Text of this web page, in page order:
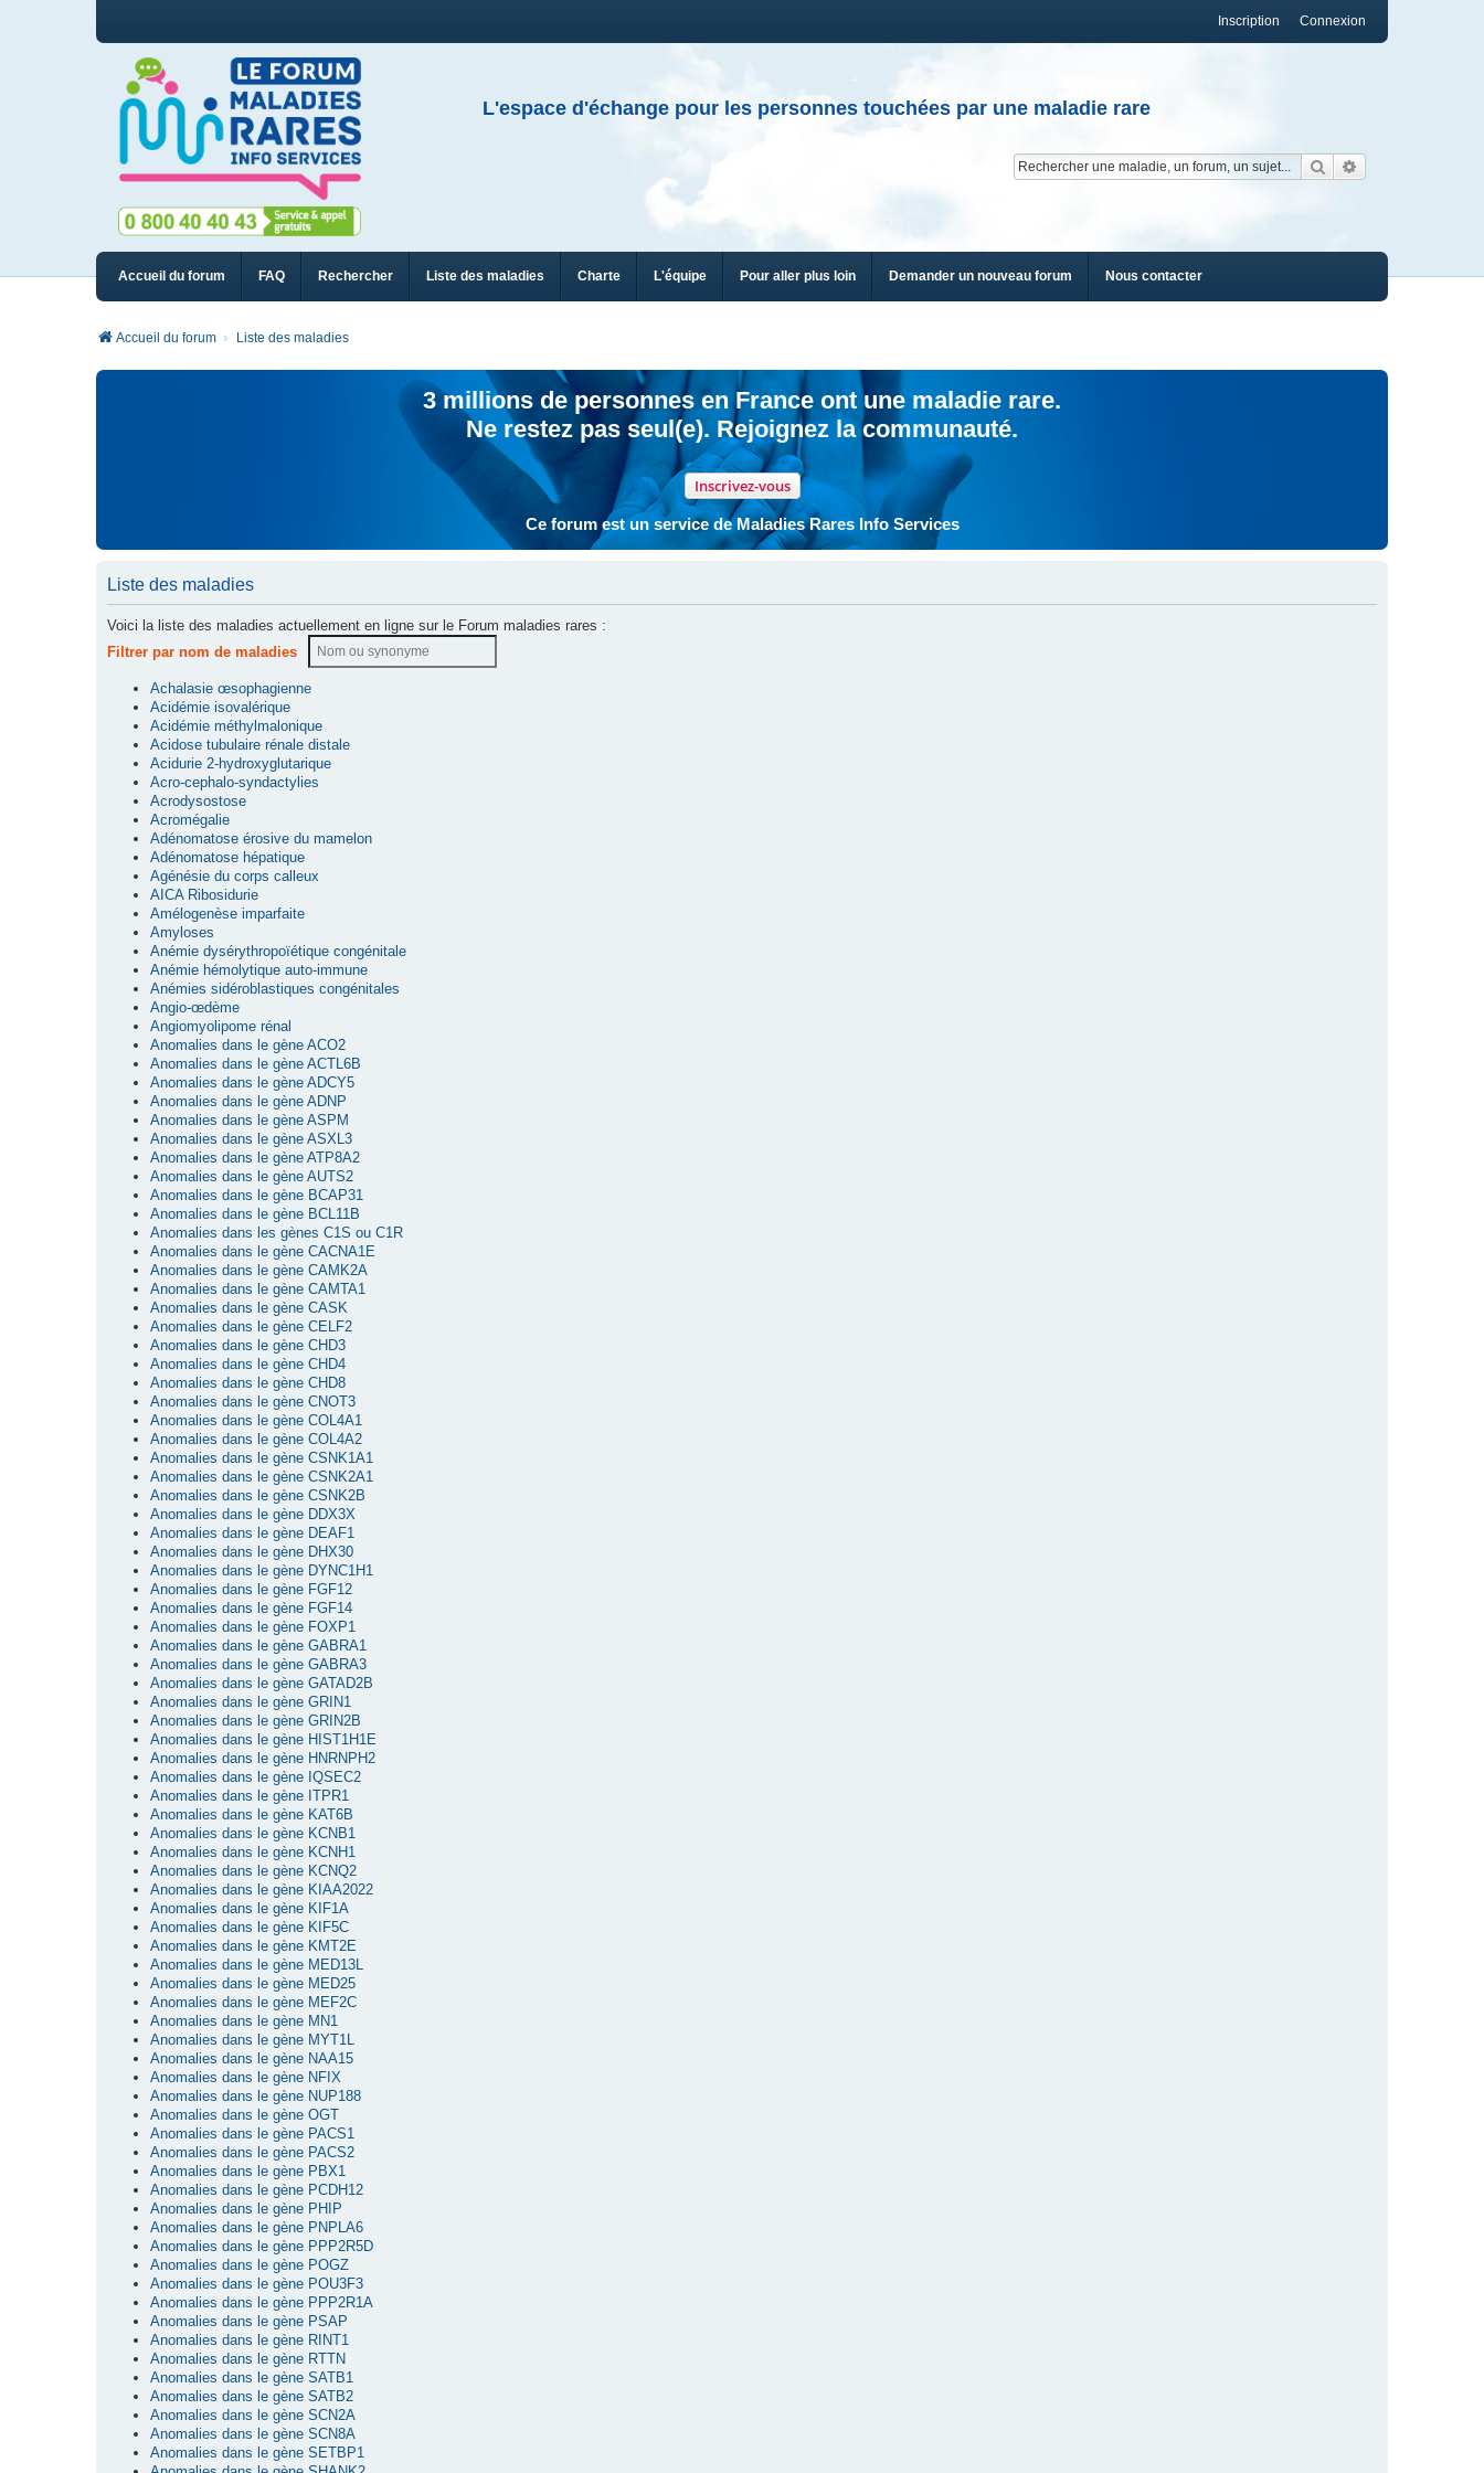
Connexion
Inscription
L'espace d'échange pour les personnes touchées par une maladie rare
Rechercher
Accueil du forum FAQ Rechercher Liste des maladies Charte L'équipe Pour aller plus loin Demander un nouveau forum Nous contacter
Accueil du forum Liste des maladies
3 millions de personnes en France ont une maladie rare.
Ne restez pas seul(e). Rejoignez la communauté.
Inscrivez-vous
Ce forum est un service de Maladies Rares Info Services
Liste des maladies
Voici la liste des maladies actuellement en ligne sur le Forum maladies rares :
Filtrer par nom de maladies
Achalasie œsophagienne
Acidémie isovalérique
Acidémie méthylmalonique
Acidose tubulaire rénale distale
Acidurie 2-hydroxyglutarique
Acro-cephalo-syndactylies
Acrodysostose
Acromégalie
Adénomatose érosive du mamelon
Adénomatose hépatique
Agénésie du corps calleux
AICA Ribosidurie
Amélogenèse imparfaite
Amyloses
Anémie dysérythropoïétique congénitale
Anémie hémolytique auto-immune
Anémies sidéroblastiques congénitales
Angio-œdème
Angiomyolipome rénal
Anomalies dans le gène ACO2
Anomalies dans le gène ACTL6B
Anomalies dans le gène ADCY5
Anomalies dans le gène ADNP
Anomalies dans le gène ASPM
Anomalies dans le gène ASXL3
Anomalies dans le gène ATP8A2
Anomalies dans le gène AUTS2
Anomalies dans le gène BCAP31
Anomalies dans le gène BCL11B
Anomalies dans les gènes C1S ou C1R
Anomalies dans le gène CACNA1E
Anomalies dans le gène CAMK2A
Anomalies dans le gène CAMTA1
Anomalies dans le gène CASK
Anomalies dans le gène CELF2
Anomalies dans le gène CHD3
Anomalies dans le gène CHD4
Anomalies dans le gène CHD8
Anomalies dans le gène CNOT3
Anomalies dans le gène COL4A1
Anomalies dans le gène COL4A2
Anomalies dans le gène CSNK1A1
Anomalies dans le gène CSNK2A1
Anomalies dans le gène CSNK2B
Anomalies dans le gène DDX3X
Anomalies dans le gène DEAF1
Anomalies dans le gène DHX30
Anomalies dans le gène DYNC1H1
Anomalies dans le gène FGF12
Anomalies dans le gène FGF14
Anomalies dans le gène FOXP1
Anomalies dans le gène GABRA1
Anomalies dans le gène GABRA3
Anomalies dans le gène GATAD2B
Anomalies dans le gène GRIN1
Anomalies dans le gène GRIN2B
Anomalies dans le gène HIST1H1E
Anomalies dans le gène HNRNPH2
Anomalies dans le gène IQSEC2
Anomalies dans le gène ITPR1
Anomalies dans le gène KAT6B
Anomalies dans le gène KCNB1
Anomalies dans le gène KCNH1
Anomalies dans le gène KCNQ2
Anomalies dans le gène KIAA2022
Anomalies dans le gène KIF1A
Anomalies dans le gène KIF5C
Anomalies dans le gène KMT2E
Anomalies dans le gène MED13L
Anomalies dans le gène MED25
Anomalies dans le gène MEF2C
Anomalies dans le gène MN1
Anomalies dans le gène MYT1L
Anomalies dans le gène NAA15
Anomalies dans le gène NFIX
Anomalies dans le gène NUP188
Anomalies dans le gène OGT
Anomalies dans le gène PACS1
Anomalies dans le gène PACS2
Anomalies dans le gène PBX1
Anomalies dans le gène PCDH12
Anomalies dans le gène PHIP
Anomalies dans le gène PNPLA6
Anomalies dans le gène PPP2R5D
Anomalies dans le gène POGZ
Anomalies dans le gène POU3F3
Anomalies dans le gène PPP2R1A
Anomalies dans le gène PSAP
Anomalies dans le gène RINT1
Anomalies dans le gène RTTN
Anomalies dans le gène SATB1
Anomalies dans le gène SATB2
Anomalies dans le gène SCN2A
Anomalies dans le gène SCN8A
Anomalies dans le gène SETBP1